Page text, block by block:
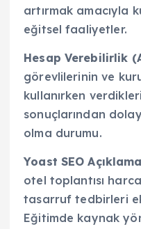
artırmak amacıyla
eğitsel faaliyetler.
Hesap Verebilirlik
görevlilerinin ve
kullanırken
sonuçlarından
olma durumu.
Yoast SEO
otel toplantısı
tasarruf tedbirleri
Eğitimde kaynak